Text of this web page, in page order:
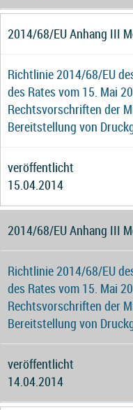
2014/68/EU Anhang III
Richtlinie 2014/68/EU
des Rates vom 15. Mai
Rechtsvorschriften der
Bereitstellung von
veröffentlicht
15.04.2014
2014/68/EU Anhang III
Richtlinie 2014/68/EU
des Rates vom 15. Mai
Rechtsvorschriften der
Bereitstellung von
veröffentlicht
14.04.2014